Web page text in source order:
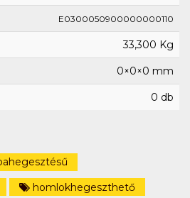
E0300050900000000110
33,300 Kg
0×0×0 mm
0 db
homlokhegeszthető